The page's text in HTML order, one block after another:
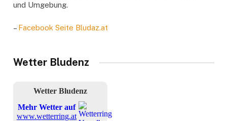
und Umgebung.
– Facebook Seite Bludaz.at
Wetter Bludenz